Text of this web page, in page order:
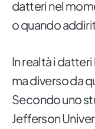
datteri nel
o quando
In realtà i
ma diverso da
Secondo uno
Jefferson